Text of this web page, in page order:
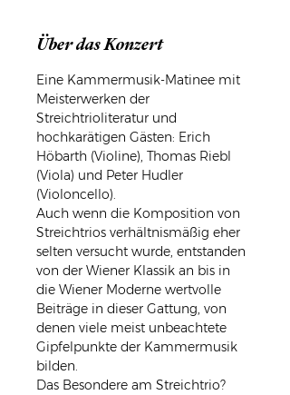
Über das Konzert
Eine Kammermusik-Matinee mit
Meisterwerken der
Streichtrioliteratur und
hochkarätigen Gästen: Erich
Höbarth (Violine), Thomas Riebl
(Viola) und Peter Hudler
(Violoncello).
Auch wenn die Komposition von
Streichtrios verhältnismäßig eher
selten versucht wurde, entstanden
von der Wiener Klassik an bis in
die Wiener Moderne wertvolle
Beiträge in dieser Gattung, von
denen viele meist unbeachtete
Gipfelpunkte der Kammermusik
bilden.
Das Besondere am Streichtrio?